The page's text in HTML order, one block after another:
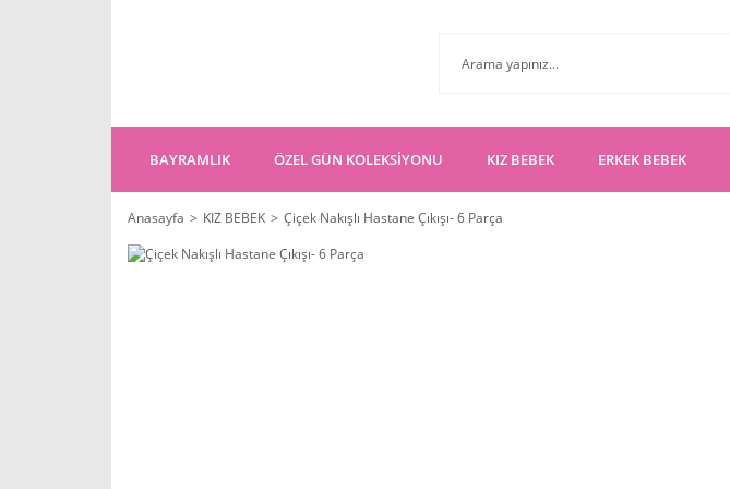
BAYRAMLIK ÖZEL GÜN KOLEKSİYONU KIZ BEBEK ERKEK BEBEK
Anasayfa KIZ BEBEK
Çiçek Nakışlı Hastane Çıkışı- 6 Parça